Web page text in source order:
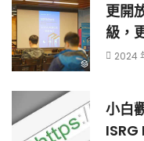
更開
級，
2024
小白